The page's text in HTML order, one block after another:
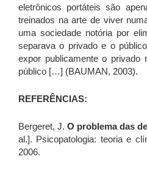
eletrônicos portáteis são
treinados na arte de viver
uma sociedade notória por
separava o privado e o
expor publicamente o privado
público […] (BAUMAN, 2003).
REFERÊNCIAS:
Bergeret, J. O problema das
al.]. Psicopatologia: teoria e
2006.